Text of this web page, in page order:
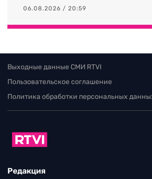
06.08.2026 / 20:59
Выходные данные СМИ RTVI
Пользовательское соглашение
Политика обработки персональных
Редакция